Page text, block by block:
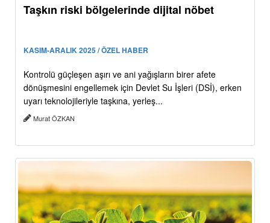
Taşkın riski bölgelerinde dijital nöbet
KASIM-ARALIK 2025 / ÖZEL HABER
Kontrolü güçleşen aşırı ve ani yağışların birer afete
dönüşmesini engellemek için Devlet Su İşleri (DSİ), erken
uyarı teknolojileriyle taşkına, yerleş...
Murat ÖZKAN